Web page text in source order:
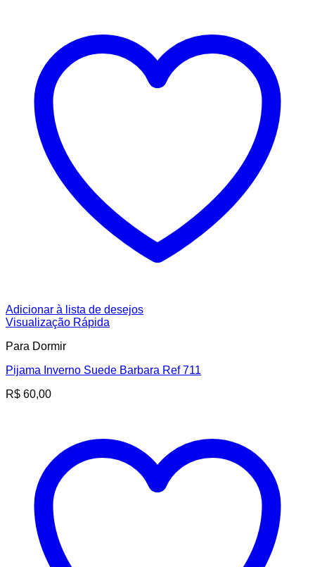
Adicionar à lista de desejos
Visualização Rápida
Para Dormir
Pijama Inverno Suede Barbara Ref 711
R$ 60,00